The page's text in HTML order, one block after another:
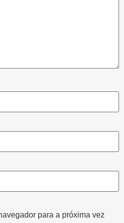
para a próxima vez